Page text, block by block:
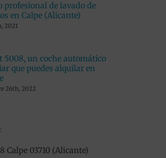
profesional de lavado de
en Calpe (Alicante)
2021
5008, un coche automático
que puedes alquilar en
26th, 2022
Calpe 03710 (Alicante)